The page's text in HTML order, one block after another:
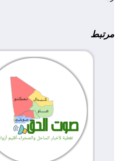
مرتبط